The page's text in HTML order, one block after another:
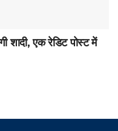
शादी, एक रेडिट पोस्ट में